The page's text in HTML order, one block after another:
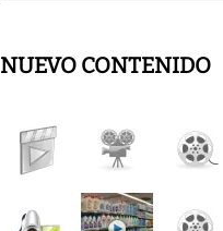
NUEVO CONTENIDO